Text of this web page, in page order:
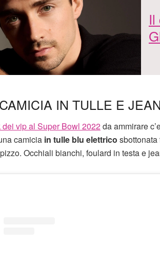
Il
IN TULLE E
dei vip al Super Bowl 2022da ammirare
camicia in tulle blu elettrico sbottonata
Occhiali bianchi, foulard in testa e